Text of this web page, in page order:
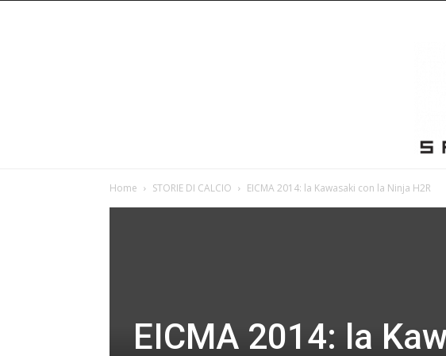
Home STORIE DI CALCIO EICMA 2014: la Kawasaki con la Ninja H2R
EICMA 2014: la